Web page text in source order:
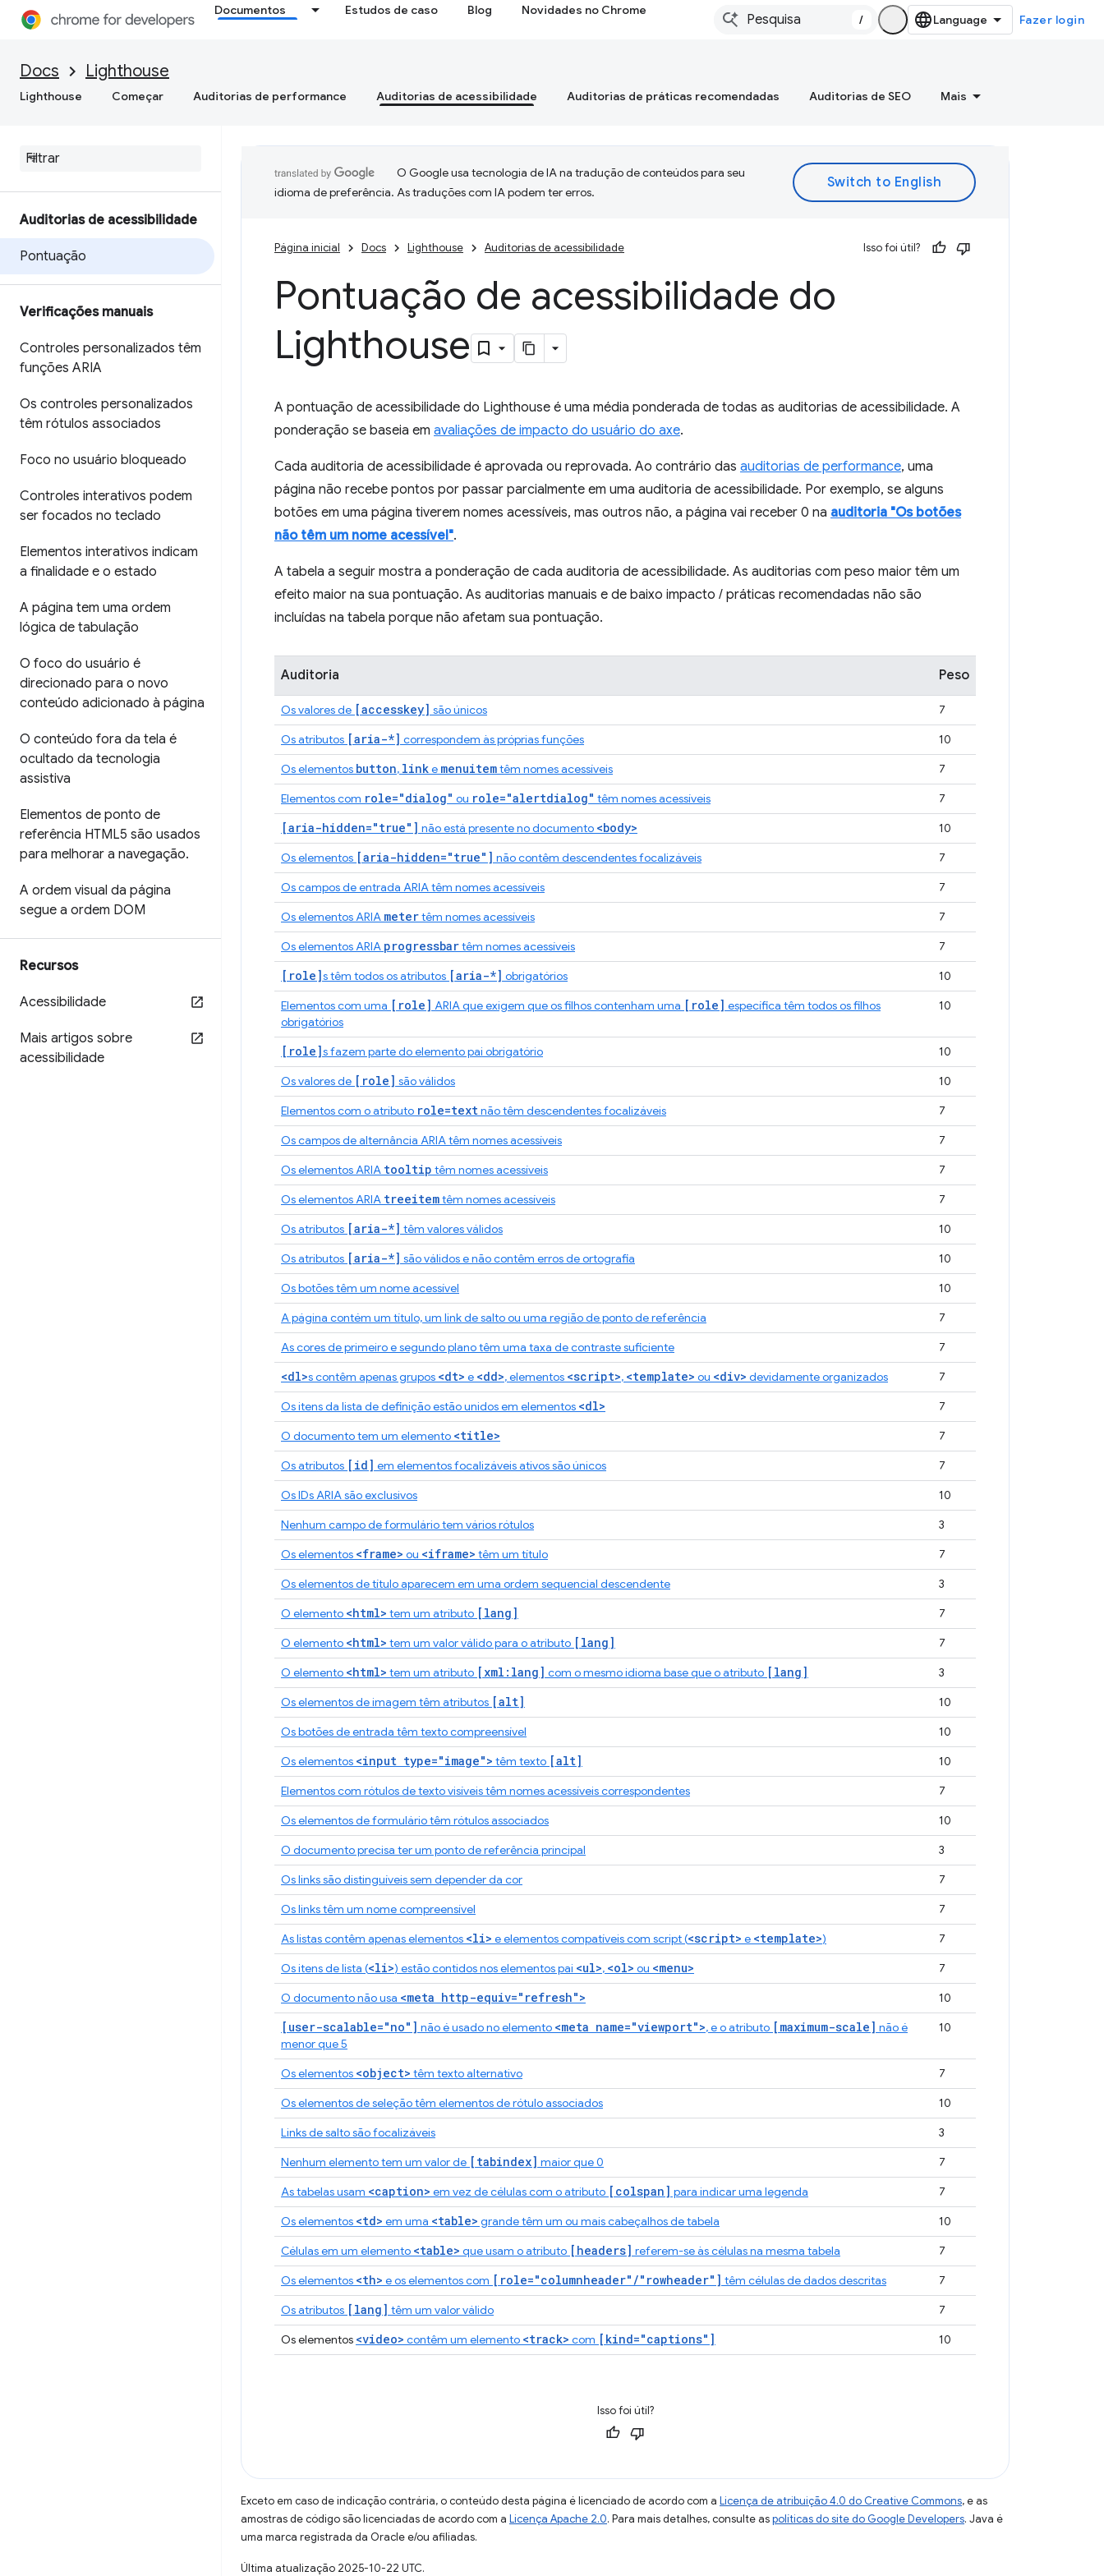
Documentos Estudos de caso Blog Novidades no Chrome
/ Fazer login
Docs Lighthouse
Lighthouse Começar Auditorias de performance Auditorias de acessibilidade Auditorias de práticas recomendadas Auditorias de SEO Mais
Auditorias de acessibilidade
Pontuação
Verificações manuais
Controles personalizados têm
funções ARIA
Os controles personalizados
têm rótulos associados
Foco no usuário bloqueado
Controles interativos podem
ser focados no teclado
Elementos interativos indicam
a finalidade e o estado
A página tem uma ordem
lógica de tabulação
O foco do usuário é
direcionado para o novo
conteúdo adicionado à página
O conteúdo fora da tela é
ocultado da tecnologia
assistiva
Elementos de ponto de
referência HTML5 são usados
para melhorar a navegação.
A ordem visual da página
segue a ordem DOM
Recursos
Acessibilidade
Mais artigos sobre
acessibilidade
O Google usa tecnologia de IA na tradução de conteúdos para seu
idioma de preferência. As traduções com IA podem ter erros.
Página inicial Docs Lighthouse Auditorias de acessibilidade Isso foi útil?
Pontuação de acessibilidade do
Lighthouse
A pontuação de acessibilidade do Lighthouse é uma média ponderada de todas as auditorias de acessibilidade. A
ponderação se baseia em avaliações de impacto do usuário do axe.
Cada auditoria de acessibilidade é aprovada ou reprovada. Ao contrário das auditorias de performance, uma
página não recebe pontos por passar parcialmente em uma auditoria de acessibilidade. Por exemplo, se alguns
botões em uma página tiverem nomes acessíveis, mas outros não, a página vai receber 0 na auditoria "Os botões
não têm um nome acessível".
A tabela a seguir mostra a ponderação de cada auditoria de acessibilidade. As auditorias com peso maior têm um
efeito maior na sua pontuação. As auditorias manuais e de baixo impacto / práticas recomendadas não são
incluídas na tabela porque não afetam sua pontuação.
Auditoria Peso
Os valores de [accesskey] são únicos
7
Os atributos [aria-*] correspondem às próprias funções
10
Os elementos button, linke menuitemtêm nomes acessíveis
7
Elementos com role="dialog" ou role="alertdialog" têm nomes acessíveis 7
[aria-hidden="true"] não está presente no documento <body>
10
Os elementos [aria-hidden="true"] não contêm descendentes focalizáveis
7
Os campos de entrada ARIA têm nomes acessíveis
7
Os elementos ARIA metertêm nomes acessíveis
7
Os elementos ARIA progressbartêm nomes acessíveis 7
[role]s têm todos os atributos [aria-*] obrigatórios
10
Elementos com uma [role] ARIA que exigem que os filhos contenham uma [role] específica têm todos os filhos
obrigatórios
10
[role]s fazem parte do elemento pai obrigatório
10
Os valores de [role] são válidos
10
Elementos com o atributo role=textnão têm descendentes focalizáveis
7
Os campos de alternância ARIA têm nomes acessíveis
7
Os elementos ARIA tooltip têm nomes acessíveis
7
Os elementos ARIA treeitemtêm nomes acessíveis
7
Os atributos [aria-*] têm valores válidos
10
Os atributos [aria-*] são válidos e não contêm erros de ortografia
10
Os botões têm um nome acessível
10
A página contém um título, um link de salto ou uma região de ponto de referência
7
As cores de primeiro e segundo plano têm uma taxa de contraste suficiente
7
<dl>s contêm apenas grupos <dt> e <dd>, elementos <script>, <template> ou <div> devidamente organizados
7
Os itens da lista de definição estão unidos em elementos <dl>
7
O documento tem um elemento <title>
7
Os atributos [id] em elementos focalizáveis ativos são únicos
7
Os IDs ARIA são exclusivos
10
Nenhum campo de formulário tem vários rótulos
3
Os elementos <frame> ou <iframe> têm um título
7
Os elementos de título aparecem em uma ordem sequencial descendente
3
O elemento <html> tem um atributo [lang]
7
O elemento <html> tem um valor válido para o atributo [lang]
7
O elemento <html> tem um atributo [xml:lang] com o mesmo idioma base que o atributo [lang]
3
Os elementos de imagem têm atributos [alt]
10
Os botões de entrada têm texto compreensível
10
Os elementos <input type="image"> têm texto [alt]
10
Elementos com rótulos de texto visíveis têm nomes acessíveis correspondentes
7
Os elementos de formulário têm rótulos associados
10
O documento precisa ter um ponto de referência principal
3
Os links são distinguíveis sem depender da cor
7
Os links têm um nome compreensível
7
As listas contêm apenas elementos <li> e elementos compatíveis com script (<script> e <template>)
7
Os itens de lista (<li>) estão contidos nos elementos pai <ul>, <ol> ou <menu>
7
O documento não usa <meta http-equiv="refresh"> 10
[user-scalable="no"] não é usado no elemento <meta name="viewport">, e o atributo [maximum-scale] não é
menor que 5
10
Os elementos <object> têm texto alternativo
7
Os elementos de seleção têm elementos de rótulo associados
10
Links de salto são focalizáveis
3
Nenhum elemento tem um valor de [tabindex] maior que 0
7
As tabelas usam <caption> em vez de células com o atributo [colspan] para indicar uma legenda
7
Os elementos <td> em uma <table> grande têm um ou mais cabeçalhos de tabela
10
Células em um elemento <table> que usam o atributo [headers] referem-se às células na mesma tabela
7
Os elementos <th> e os elementos com [role="columnheader"/"rowheader"] têm células de dados descritas
7
Os atributos [lang] têm um valor válido
7
Os elementos <video> contêm um elemento <track> com [kind="captions"] 10
Isso foi útil?
Exceto em caso de indicação contrária, o conteúdo desta página é licenciado de acordo com a Licença de atribuição 4.0 do Creative Commons, e as
amostras de código são licenciadas de acordo com a Licença Apache 2.0. Para mais detalhes, consulte aspolíticas do site do Google Developers. Java é
uma marca registrada da Oracle e/ou afiliadas.
Última atualização 2025-10-22 UTC.